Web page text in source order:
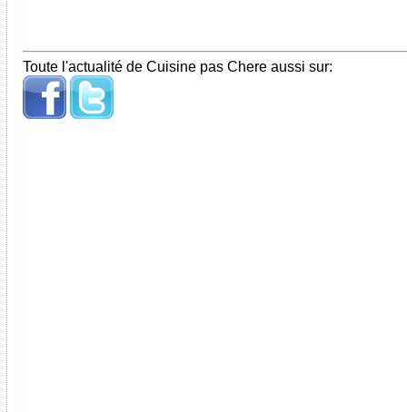
Toute l'actualité de Cuisine pas Chere aussi sur: